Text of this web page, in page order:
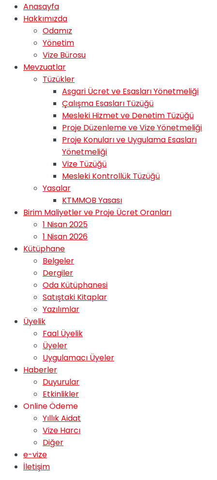
Anasayfa
Hakkımızda
Odamız
Yönetim
Vize Bürosu
Mevzuatlar
Tüzükler
Asgari Ücret ve Esasları Yönetmeliği
Çalışma Esasları Tüzüğü
Mesleki Hizmet ve Denetim Tüzüğü
Proje Düzenleme ve Vize Yönetmeliği
Proje Konuları ve Uygulama Esasları
Yönetmeliği
Vize Tüzüğü
Mesleki Kontrollük Tüzüğü
Yasalar
KTMMOB Yasası
Birim Maliyetler ve Proje Ücret Oranları
1 Nisan 2025
1 Nisan 2026
Kütüphane
Belgeler
Dergiler
Oda Kütüphanesi
Satıştaki Kitaplar
Yazılımlar
Üyelik
Faal Üyelik
Üyeler
Uygulamacı Üyeler
Haberler
Duyurular
Etkinlikler
Online Ödeme
Yıllık Aidat
Vize Harcı
Diğer
e-vize
İletişim